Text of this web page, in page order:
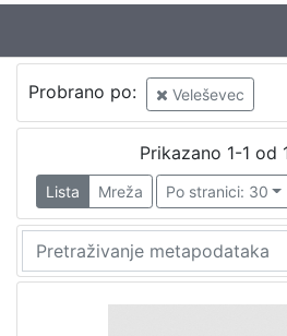
Probrano po: Veleševec
Prikazano 1-1 od
Lista Mreža Po stranici: 30